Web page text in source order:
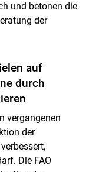
und betonen die
der
auf
durch
vergangenen
der
Die FAO